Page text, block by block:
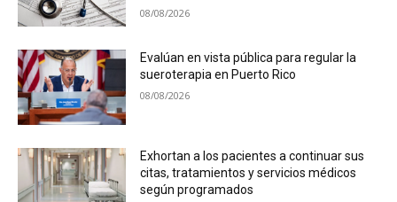
08/08/2026
Evalúan en vista pública para regular la
sueroterapia en Puerto Rico
08/08/2026
Exhortan a los pacientes a continuar sus
citas, tratamientos y servicios médicos
según programados